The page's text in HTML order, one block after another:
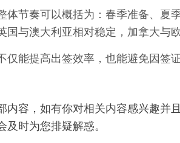
体节奏可以概括为：春季准备、
国与澳大利亚相对稳定，加拿大与
仅能提高出签效率，也能避免因签
内容，如有你对相关内容感兴趣并
及时为您排疑解惑。